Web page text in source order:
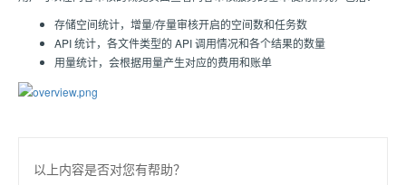
存储空间统计，增量/存量审核开启的空间数和任务数
API 统计，各文件类型的 API 调用情况和各个结果的数量
用量统计，会根据用量产生对应的费用和账单
以上内容是否对您有帮助？